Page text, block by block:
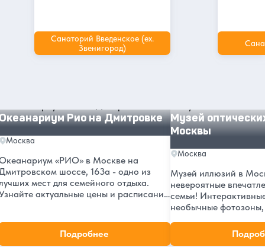
Санаторий Введенское (ex.
Звенигород)
Рио на Дмитровке
Москва
«РИО» в Москве на
шоссе, 163а - одно из
мест для семейного отдыха.
актуальные цены и расписание
для себя подводный мир
в центре Москвы!
Подробнее
Музей
Москвы
Москва
Музей иллюзий в
невероятные
семьи!
необычные фотозоны,
отзывов
часы работы и как